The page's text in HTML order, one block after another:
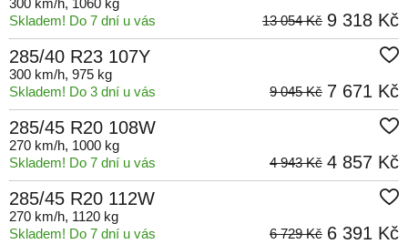
300 km/h, 1060 kg
Skladem! Do 7 dní u vás
9 318 Kč
13 054 Kč
285/40 R23 107Y
300 km/h, 975 kg
Skladem! Do 3 dní u vás
7 671 Kč
9 045 Kč
285/45 R20 108W
270 km/h, 1000 kg
Skladem! Do 7 dní u vás
4 857 Kč
4 943 Kč
285/45 R20 112W
270 km/h, 1120 kg
Skladem! Do 7 dní u vás
6 391 Kč
6 729 Kč